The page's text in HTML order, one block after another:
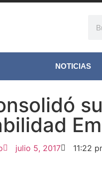
NOTICIAS
julio 5, 2017 11:22